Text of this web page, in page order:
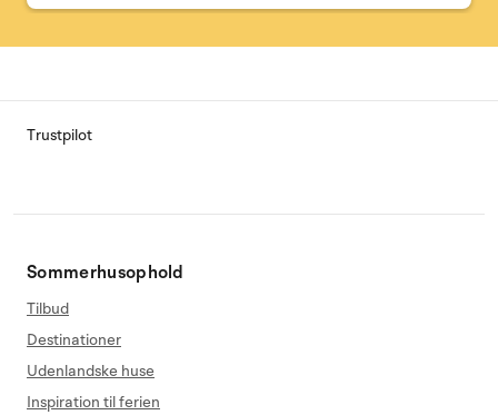
Trustpilot
Sommerhusophold
Tilbud
Destinationer
Udenlandske huse
Inspiration til ferien